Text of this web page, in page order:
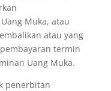
Muka, atau
atau yang
termin
Uang Muka.
penerbitan